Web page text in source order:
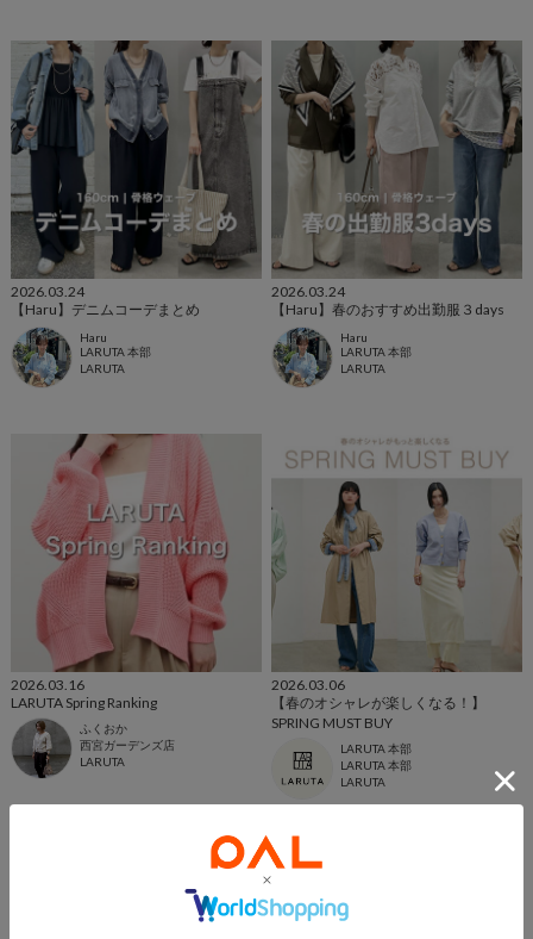
2026.03.24
【Haru】デニムコーデまとめ
Haru
LARUTA 本部
LARUTA
2026.03.24
【Haru】春のおすすめ出勤服３days
Haru
LARUTA 本部
LARUTA
2026.03.16
LARUTA Spring Ranking
ふくおか
西宮ガーデンズ店
LARUTA
2026.03.06
【春のオシャレが楽しくなる！】
SPRING MUST BUY
LARUTA 本部
LARUTA 本部
LARUTA